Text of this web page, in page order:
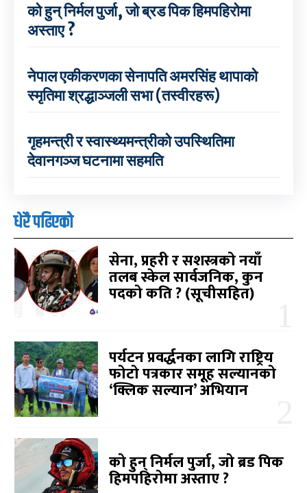
को हुन् निर्मल पुर्जा, जो ब्रड पिक हिमपहिरोमा
अस्ताए ?
नेपाल एकीकरणका सेनापति अमरसिंह थापाको
स्मृतिमा श्रद्धाञ्जली सभा (तस्वीरहरू)
गृहमन्त्री र स्वास्थ्यमन्त्रीको उपस्थितिमा
देवानगञ्ज घटनामा सहमति
धेरै पढिएको
सेना, प्रहरी र सशस्त्रको नयाँ
तलब स्केल सार्वजनिक, कुन
पदको कति ? (सूचीसहित)
पर्यटन प्रवर्द्धनका लागि राष्ट्रिय
फोटो पत्रकार समूह सल्यानको
‘क्लिक सल्यान’ अभियान
को हुन् निर्मल पुर्जा, जो ब्रड पिक
हिमपहिरोमा अस्ताए ?